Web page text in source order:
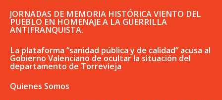
JORNADAS DE MEMORIA HISTÓRICA VIENTO DEL
PUEBLO EN HOMENAJE A LA GUERRILLA
ANTIFRANQUISTA.
La plataforma “sanidad pública y de calidad” acusa al
Gobierno Valenciano de ocultar la situación del
departamento de Torrevieja
Quienes Somos